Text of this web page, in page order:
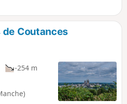
de Coutances.
de Coutances
-254 m